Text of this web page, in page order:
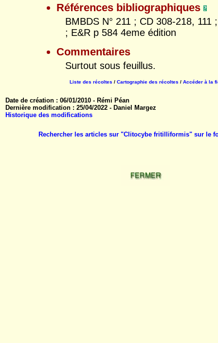
Références bibliographiques
BMBDS N° 211 ; CD 308-218, 111
; E&R p 584 4eme édition
Commentaires
Surtout sous feuillus.
Liste des récoltes /Cartographie des récoltes /Accéder à la
Date de création : 06/01/2010 - Rémi Péan
Dernière modification : 25/04/2022 - Daniel Margez
Historique des modifications
Rechercher les articles sur "Clitocybe fritilliformis" sur le